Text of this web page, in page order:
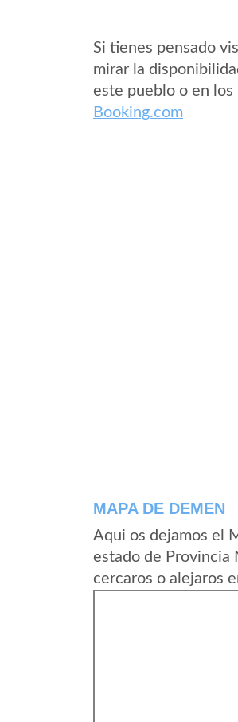
Si tienes pensado
mirar la
este pueblo o en los
Booking.com
MAPA DE DEMEN
Aqui os dejamos el
estado de Provincia
cercaros o alejaros